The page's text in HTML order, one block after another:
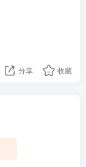
分享 收藏